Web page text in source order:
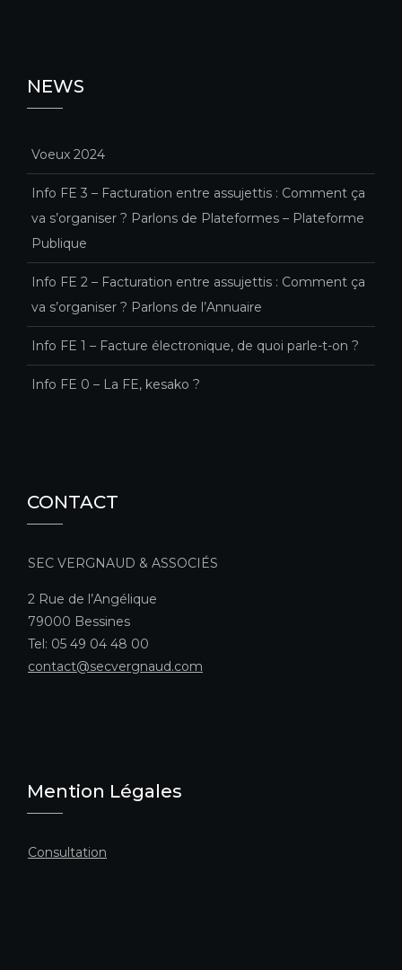
NEWS
Voeux 2024
Info FE 3 – Facturation entre assujettis : Comment ça
va s’organiser ? Parlons de Plateformes – Plateforme
Publique
Info FE 2 – Facturation entre assujettis : Comment ça
va s’organiser ? Parlons de l’Annuaire
Info FE 1 – Facture électronique, de quoi parle-t-on ?
Info FE 0 – La FE, kesako ?
CONTACT
SEC VERGNAUD & ASSOCIÉS
2 Rue de l’Angélique
79000 Bessines
Tel: 05 49 04 48 00
contact@secvergnaud.com
Mention Légales
Consultation